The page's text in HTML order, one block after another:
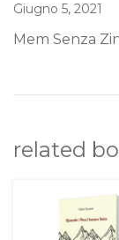
Giugno 5, 2021
Mem Senza
related